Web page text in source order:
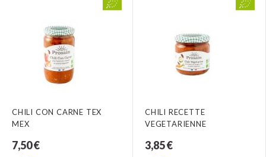
CHILI CON CARNE TEX
MEX
7,50 €
CHILI RECETTE
VEGETARIENNE
3,85 €